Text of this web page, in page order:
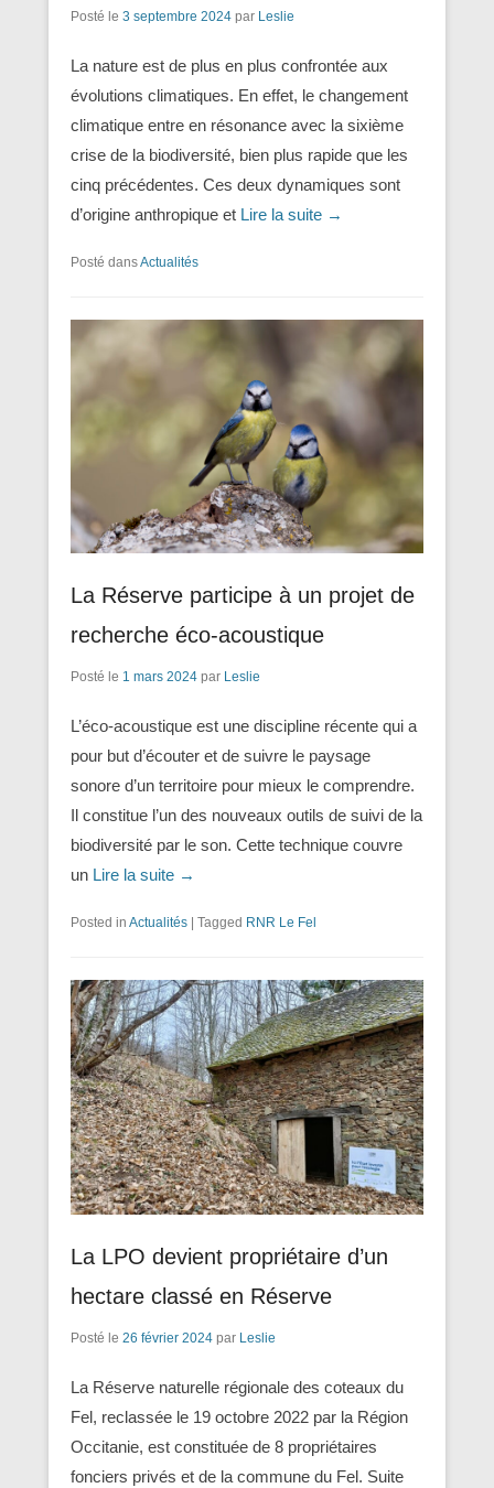
Posté le 3 septembre 2024 par Leslie
La nature est de plus en plus confrontée aux
évolutions climatiques. En effet, le changement
climatique entre en résonance avec la sixième
crise de la biodiversité, bien plus rapide que les
cinq précédentes. Ces deux dynamiques sont
d’origine anthropique et Lire la suite →
Posté dansActualités
La Réserve participe à un projet de
recherche éco-acoustique
Posté le 1 mars 2024 par Leslie
L’éco-acoustique est une discipline récente qui a
pour but d’écouter et de suivre le paysage
sonore d’un territoire pour mieux le comprendre.
Il constitue l’un des nouveaux outils de suivi de la
biodiversité par le son. Cette technique couvre
un Lire la suite →
Posted in Actualités Tagged RNR Le Fel
La LPO devient propriétaire d’un
hectare classé en Réserve
Posté le 26 février 2024 par Leslie
La Réserve naturelle régionale des coteaux du
Fel, reclassée le 19 octobre 2022 par la Région
Occitanie, est constituée de 8 propriétaires
fonciers privés et de la commune du Fel. Suite